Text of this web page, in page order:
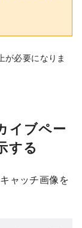
必要になりま
イブペー
する
ャッチ画像を